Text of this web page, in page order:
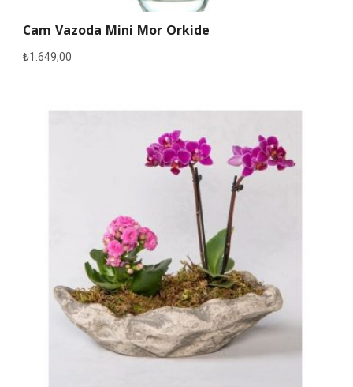
Cam Vazoda Mini Mor Orkide
₺1.649,00